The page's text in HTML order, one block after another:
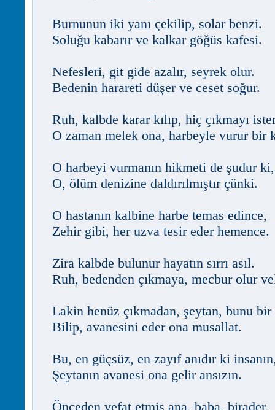
Burnunun iki yanı çekilip, solar benzi.
Soluğu kabarır ve kalkar göğüs kafesi.
Nefesleri, git gide azalır, seyrek olur.
Bedenin harareti düşer ve ceset soğur.
Ruh, kalbde karar kılıp, hiç çıkmayı
O zaman melek ona, harbeyle vurur bir
O harbeyi vurmanın hikmeti de şudur ki,
O, ölüm denizine daldırılmıştır çünki.
O hastanın kalbine harbe temas edince,
Zehir gibi, her uzva tesir eder hemence.
Zira kalbde bulunur hayatın sırrı asıl.
Ruh, bedenden çıkmaya, mecbur olur
Lakin henüz çıkmadan, şeytan, bunu bir
Bilip, avanesini eder ona musallat.
Bu, en güçsüz, en zayıf anıdır ki
Şeytanın avanesi ona gelir ansızın.
Önceden vefat etmiş ana, baba, birader,